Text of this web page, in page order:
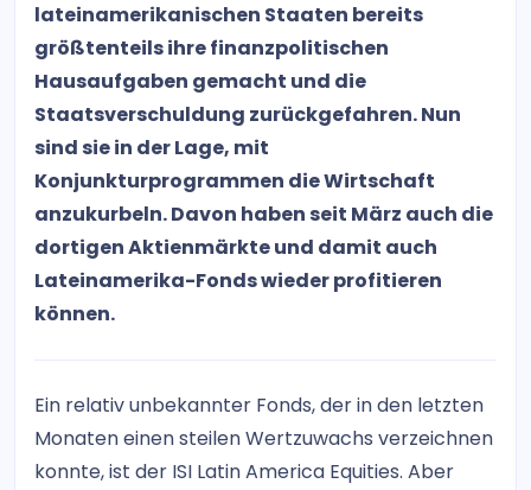
lateinamerikanischen Staaten bereits
größtenteils ihre finanzpolitischen
Hausaufgaben gemacht und die
Staatsverschuldung zurückgefahren. Nun
sind sie in der Lage, mit
Konjunkturprogrammen die Wirtschaft
anzukurbeln. Davon haben seit März auch die
dortigen Aktienmärkte und damit auch
Lateinamerika-Fonds wieder profitieren
können.
Ein relativ unbekannter Fonds, der in den letzten
Monaten einen steilen Wertzuwachs verzeichnen
konnte, ist der ISI Latin America Equities. Aber